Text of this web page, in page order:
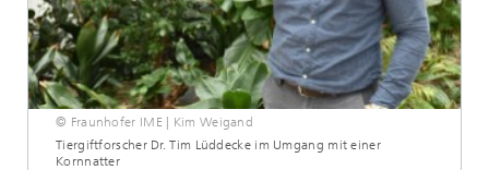
© Fraunhofer IME | Kim Weigand
Tiergiftforscher Dr. Tim Lüddecke im Umgang mit einer
Kornnatter